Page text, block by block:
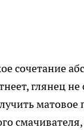
сочетание
глянец не